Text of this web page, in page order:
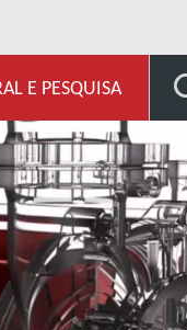
E PESQUISA